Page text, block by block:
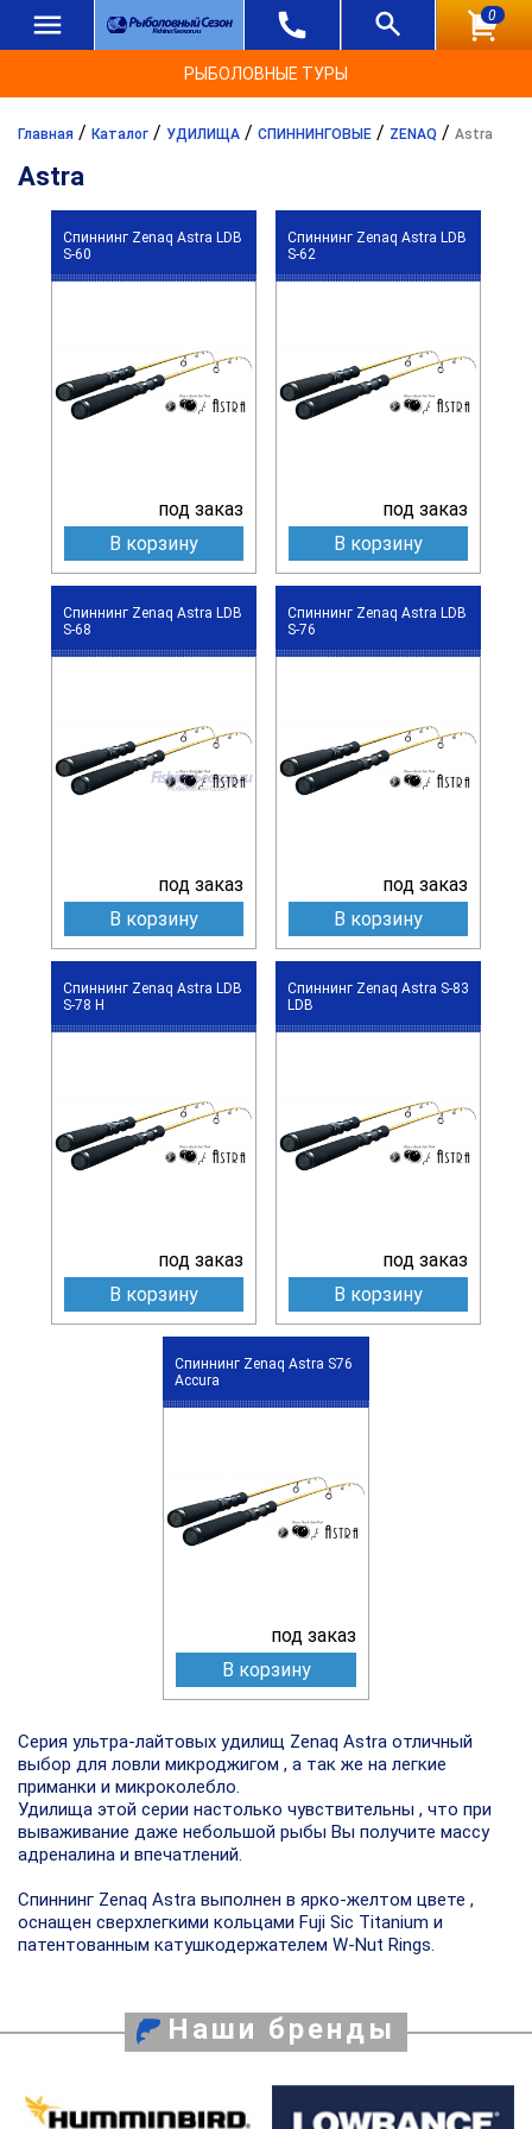
0
РЫБОЛОВНЫЕ ТУРЫ
Главная / Каталог / УДИЛИЩА / СПИННИНГОВЫЕ / ZENAQ / Astra
Astra
Спиннинг Zenaq Astra LDB
S-60
под заказ
В корзину
Спиннинг Zenaq Astra LDB
S-62
под заказ
В корзину
Спиннинг Zenaq Astra LDB
S-68
под заказ
В корзину
Спиннинг Zenaq Astra LDB
S-76
под заказ
В корзину
Спиннинг Zenaq Astra LDB
S-78 H
под заказ
В корзину
Спиннинг Zenaq Astra S-83
LDB
под заказ
В корзину
Спиннинг Zenaq Astra S76
Accura
под заказ
В корзину
Серия ультра-лайтовых удилищ Zenaq Astra отличный
выбор для ловли микроджигом , а так же на легкие
приманки и микроколебло.
Удилища этой серии настолько чувствительны , что при
вываживание даже небольшой рыбы Вы получите массу
адреналина и впечатлений.
Спиннинг Zenaq Astra выполнен в ярко-желтом цвете ,
оснащен сверхлегкими кольцами Fuji Sic Titanium и
патентованным катушкодержателем W-Nut Rings.
Наши бренды